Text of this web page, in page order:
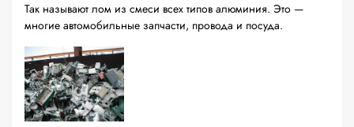
Так называют лом из смеси всех типов алюминия. Это —
многие автомобильные запчасти, провода и посуда.